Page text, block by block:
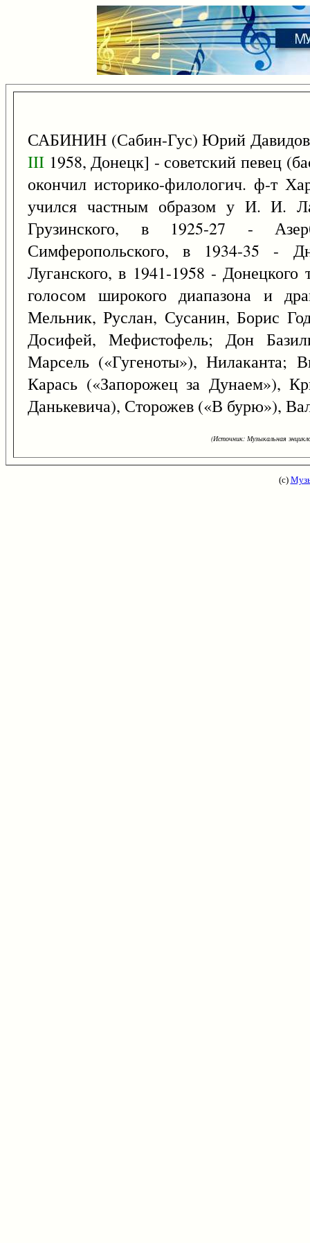
САБИНИН (Сабин-Гус) Юрий
III 1958, Донецк] - советский певец
окончил историко-филологич. ф-т
учился частным образом у И. И.
Грузинского, в 1925-27 -
Симферопольского, в 1934-35 -
Луганского, в 1941-1958 - Донецкого
голосом широкого диапазона и
Мельник, Руслан, Сусанин, Борис
Досифей, Мефистофель; Дон
Марсель («Гугеноты»), Нилаканта;
Карась («Запорожец за Дунаем»),
Данькевича), Сторожев («В бурю»),
(Источник: Музыкальная
(с)